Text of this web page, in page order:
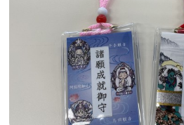
【無料シャトルバス】JR日光駅／東武
2026年8月7日（金）限定の無料シャト
詳細は下記(PDF)よりご確認ください。